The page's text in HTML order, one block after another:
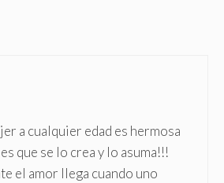
a cualquier edad es hermosa
que se lo crea y lo asuma!!!
el amor llega cuando uno